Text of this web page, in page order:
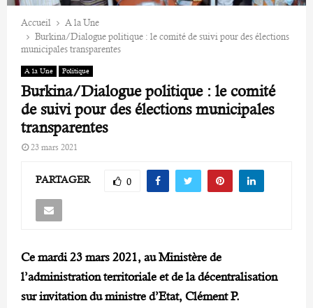
Accueil
A la Une
Burkina/Dialogue politique : le comité de suivi pour des élections
municipales transparentes
A la Une Politique
Burkina/Dialogue politique : le comité
de suivi pour des élections municipales
transparentes
23 mars 2021
PARTAGER 0
Ce mardi 23 mars 2021, au Ministère de
l’administration territoriale et de la décentralisation
sur invitation du ministre d’Etat, Clément P.